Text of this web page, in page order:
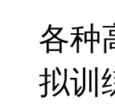
各种
拟训